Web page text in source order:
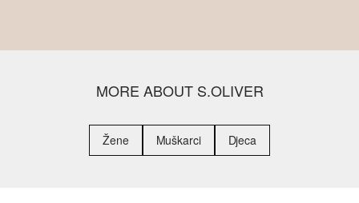
MORE ABOUT S.OLIVER
Žene Muškarci Djeca